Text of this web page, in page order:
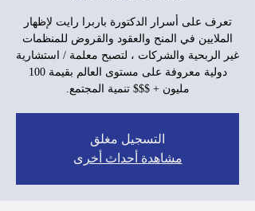
تعرف على أسرار الدكتورة باربرا رايت لإظهار
الملايين في المنح والعقود والقروض للمنظمات
غير الربحية والشركات ، لتصبح معلمة / استشارية
دولية معروفة على مستوى العالم بقيمة 100
مليون + $$$ تنمية المجتمع.
التسجيل مغلق
مشاهدة أحداث أخرى